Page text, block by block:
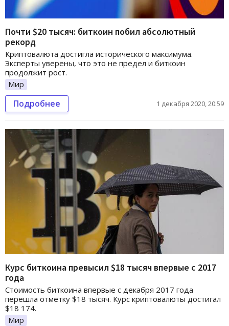
Почти $20 тысяч: биткоин побил абсолютный
рекорд
Криптовалюта достигла исторического максимума.
Эксперты уверены, что это не предел и биткоин
продолжит рост.
Мир
Подробнее 1 декабря 2020, 20:59
Курс биткоина превысил $18 тысяч впервые с 2017
года
Стоимость биткоина впервые с декабря 2017 года
перешла отметку $18 тысяч. Курс криптовалюты достигал
$18 174.
Мир